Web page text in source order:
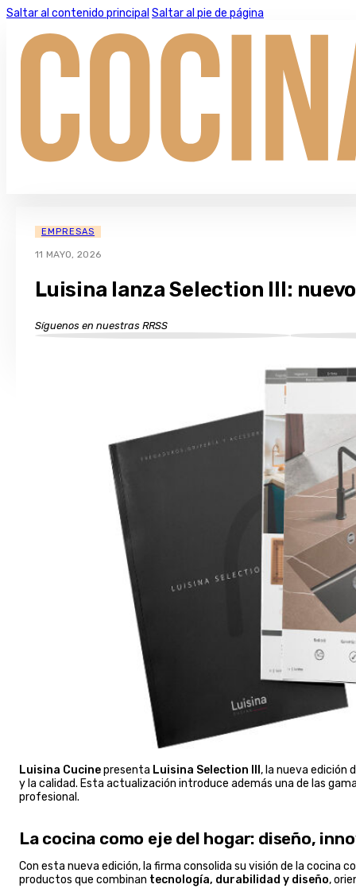
Saltar al contenido principal Saltar al pie de página
EMPRESAS
11 MAYO, 2026
Luisina lanza Selection III:
Síguenos en nuestras RRSS
Luisina Cucinepresenta Luisina Selection III , la nueva edición
y la calidad. Esta actualización introduce además una de las
profesional.
La cocina como eje del hogar: diseño,
Con esta nueva edición, la firma consolida su visión de la cocina
productos que combinan tecnología, durabilidad y diseño,